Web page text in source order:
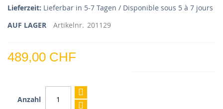
Lieferzeit: Lieferbar in 5-7 Tagen / Disponible sous 5 à 7 jours
AUF LAGER
Artikelnr. 201129
489,00 CHF
Anzahl